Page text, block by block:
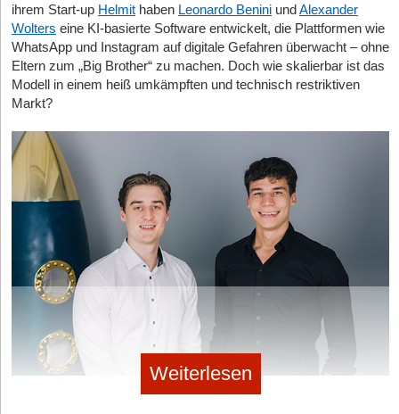
ihrem Start-up Helmit haben Leonardo Benini und Alexander
Wolters eine KI-basierte Software entwickelt, die Plattformen wie
WhatsApp und Instagram auf digitale Gefahren überwacht – ohne
Eltern zum „Big Brother“ zu machen. Doch wie skalierbar ist das
Modell in einem heiß umkämpften und technisch restriktiven
Markt?
Helmit-Gründer Leonardo Benini und Alexander Wolters © Helmit
Weiterlesen